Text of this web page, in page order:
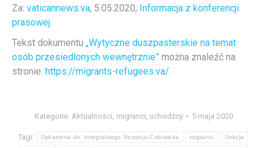
Za: vaticannews.va, 5.05.2020; Informacja z konferencji
prasowej.
Tekst dokumentu „Wytyczne duszpasterskie na temat
osób przesiedlonych wewnętrznie” można znaleźć na
stronie: https://migrants-refugees.va/.
Kategorie: Aktualności, migranci, uchodźcy 5 maja 2020
Tagi: Dykasteria ds. Integralnego Rozwoju Człowieka migranci Sekcja